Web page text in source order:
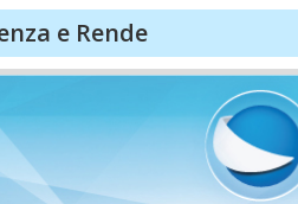
e Rende